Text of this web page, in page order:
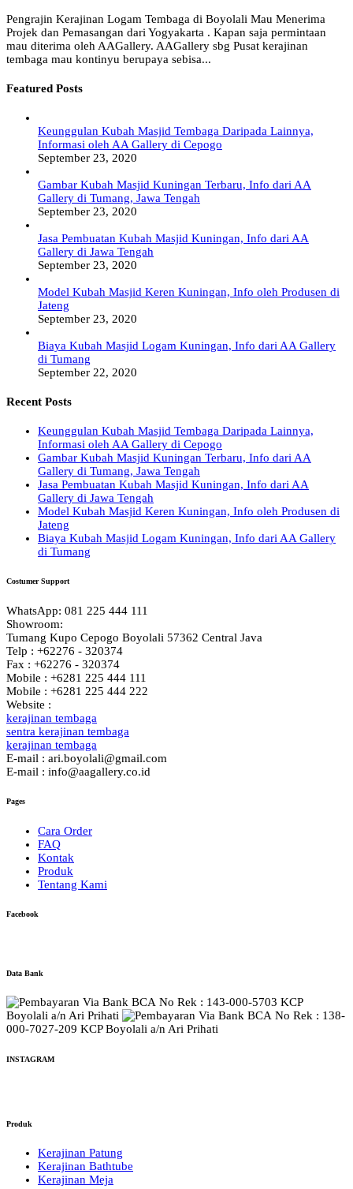
Pengrajin Kerajinan Logam Tembaga di Boyolali Mau Menerima
Projek dan Pemasangan dari Yogyakarta . Kapan saja permintaan
mau diterima oleh AAGallery. AAGallery sbg Pusat kerajinan
tembaga mau kontinyu berupaya sebisa...
Featured Posts
Keunggulan Kubah Masjid Tembaga Daripada Lainnya,
Informasi oleh AA Gallery di Cepogo
September 23, 2020
Gambar Kubah Masjid Kuningan Terbaru, Info dari AA
Gallery di Tumang, Jawa Tengah
September 23, 2020
Jasa Pembuatan Kubah Masjid Kuningan, Info dari AA
Gallery di Jawa Tengah
September 23, 2020
Model Kubah Masjid Keren Kuningan, Info oleh Produsen di
Jateng
September 23, 2020
Biaya Kubah Masjid Logam Kuningan, Info dari AA Gallery
di Tumang
September 22, 2020
Recent Posts
Keunggulan Kubah Masjid Tembaga Daripada Lainnya,
Informasi oleh AA Gallery di Cepogo
Gambar Kubah Masjid Kuningan Terbaru, Info dari AA
Gallery di Tumang, Jawa Tengah
Jasa Pembuatan Kubah Masjid Kuningan, Info dari AA
Gallery di Jawa Tengah
Model Kubah Masjid Keren Kuningan, Info oleh Produsen di
Jateng
Biaya Kubah Masjid Logam Kuningan, Info dari AA Gallery
di Tumang
Costumer Support
WhatsApp: 081 225 444 111
Showroom:
Tumang Kupo Cepogo Boyolali 57362 Central Java
Telp : +62276 - 320374
Fax : +62276 - 320374
Mobile : +6281 225 444 111
Mobile : +6281 225 444 222
Website :
kerajinan tembaga
sentra kerajinan tembaga
kerajinan tembaga
E-mail : ari.boyolali@gmail.com
E-mail : info@aagallery.co.id
Pages
Cara Order
FAQ
Kontak
Produk
Tentang Kami
Facebook
Data Bank
No Rek : 143-000-5703 KCP
Boyolali a/n Ari Prihati
No Rek : 138-
000-7027-209 KCP Boyolali a/n Ari Prihati
INSTAGRAM
Produk
Kerajinan Patung
Kerajinan Bathtube
Kerajinan Meja